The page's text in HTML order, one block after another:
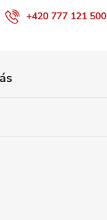
+420 777 121 500